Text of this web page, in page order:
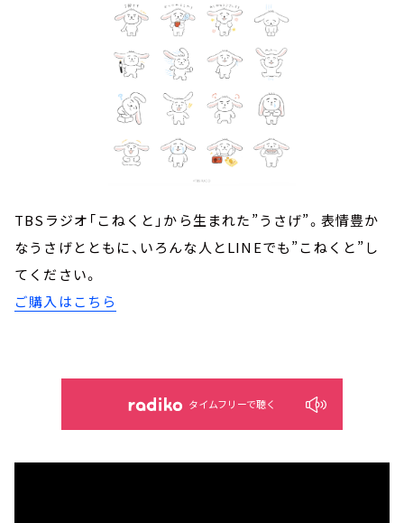
TBSラジオ「こねくと」から生まれた”うさげ”。表情豊か
なうさげとともに、いろんな人とLINEでも”こねくと”し
てください。
ご購入はこちら
タイムフリーで聴く